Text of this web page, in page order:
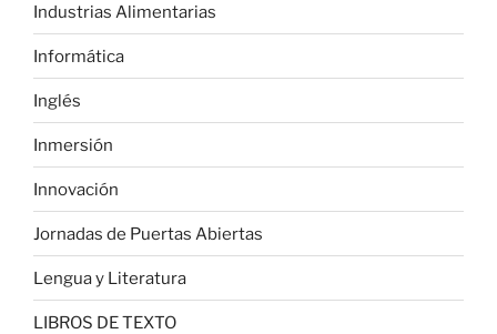
Industrias Alimentarias
Informática
Inglés
Inmersión
Innovación
Jornadas de Puertas Abiertas
Lengua y Literatura
LIBROS DE TEXTO